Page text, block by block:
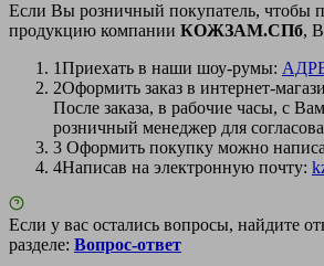
Если Вы розничный покупатель, чтобы
продукцию компании КОЖЗАМ.СПб,
1Приехать в наши шоу-румы:
2Оформить заказ в интернет-
После заказа, в рабочие часы, с
розничный менеджер для
3 Оформить покупку можно
4Написав на электронную почту:
Если у вас остались вопросы, найдите
разделе: Вопрос-ответ